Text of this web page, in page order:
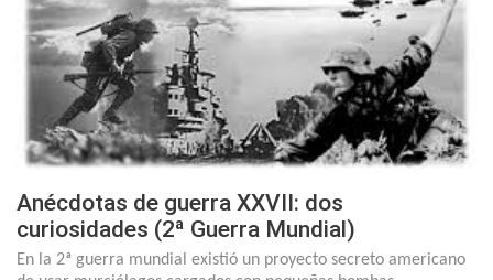
Anécdotas de guerra XXVII: dos
curiosidades (2ª Guerra Mundial)
En la 2ª guerra mundial existió un proyecto secreto americano